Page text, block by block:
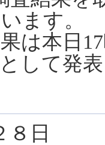
ます。
は本日
して発
８日